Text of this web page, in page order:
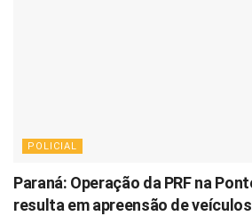
POLICIAL
Paraná: Operação da PRF na
resulta em apreensão de